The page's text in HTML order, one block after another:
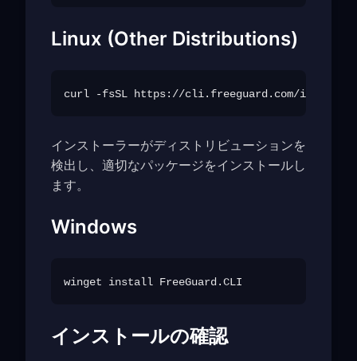
Linux (Other Distributions)
インストーラーがディストリビューションを
検出し、適切なパッケージをインストールし
ます。
Windows
インストールの確認